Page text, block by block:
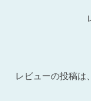
レビューの投稿は